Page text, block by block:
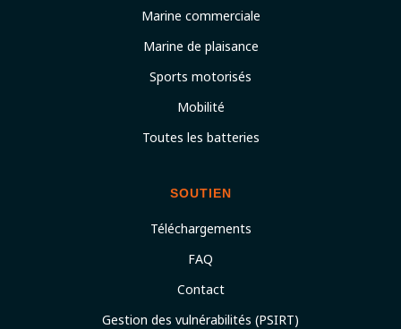
Marine commerciale
Marine de plaisance
Sports motorisés
Mobilité
Toutes les batteries
SOUTIEN
Téléchargements
FAQ
Contact
Gestion des vulnérabilités (PSIRT)